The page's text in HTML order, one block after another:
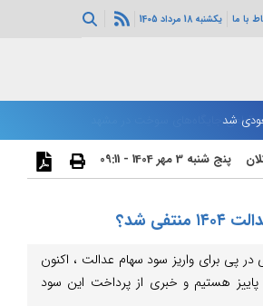
با ما یکشنبه 18 مرداد 1405
شد
پنج شنبه 3 مهر 1404 - 09:11
شد؟
پی برای واریز سود سهام عدالت ، اکنون
هستیم و خبری از پرداخت این سود